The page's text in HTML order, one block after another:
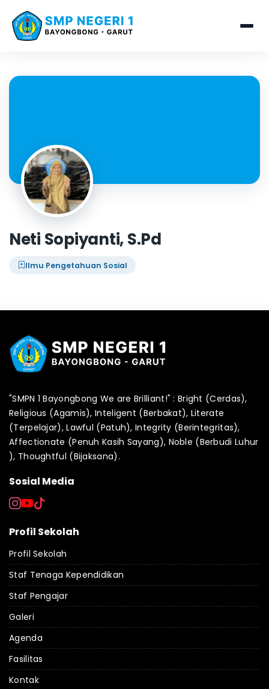
Neti Sopiyanti, S.Pd
Ilmu Pengetahuan Sosial
"SMPN 1 Bayongbong We are Brilliant!" : Bright (Cerdas),
Religious (Agamis), Inteligent (Berbakat), Literate
(Terpelajar), Lawful (Patuh), Integrity (Berintegritas),
Affectionate (Penuh Kasih Sayang), Noble (Berbudi Luhur
), Thoughtful (Bijaksana).
Sosial Media
Profil Sekolah
Profil Sekolah
Staf Tenaga Kependidikan
Staf Pengajar
Galeri
Agenda
Fasilitas
Kontak